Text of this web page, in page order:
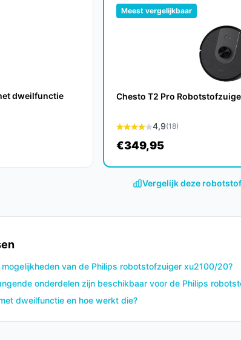
de Philips HomeRun Aqua is ongeveer 5 jaar,
functie die de zuigkracht automatisch aanpast voor
reiniging. Deze robotstofzuiger is een waardevolle
dweilfunctie
Meest vergelijkbaar
Chesto T2 Pro
4,9(18)
€349,95
Vergelijk deze
van de Philips robotstofzuiger xu2100/20?
onderdelen zijn beschikbaar voor de Philips
dweilfunctie en hoe werkt die?